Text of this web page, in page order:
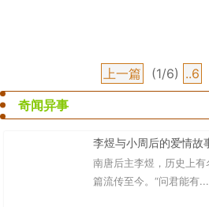
上一篇 (1/6) ..6
奇闻异事
李煜与小周后的爱情故
南唐后主李煜，历史上
篇流传至今。“问君能有...